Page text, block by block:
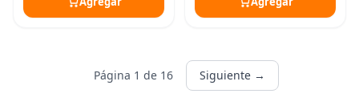
Página 1 de 16 Siguiente →